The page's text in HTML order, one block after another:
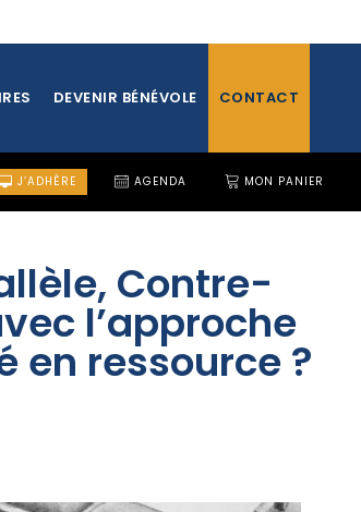
DEVENIR BÉNÉVOLE CONTACT
J’ADHÈRE AGENDA MON PANIER
Contre-
l’approche
ressource ?